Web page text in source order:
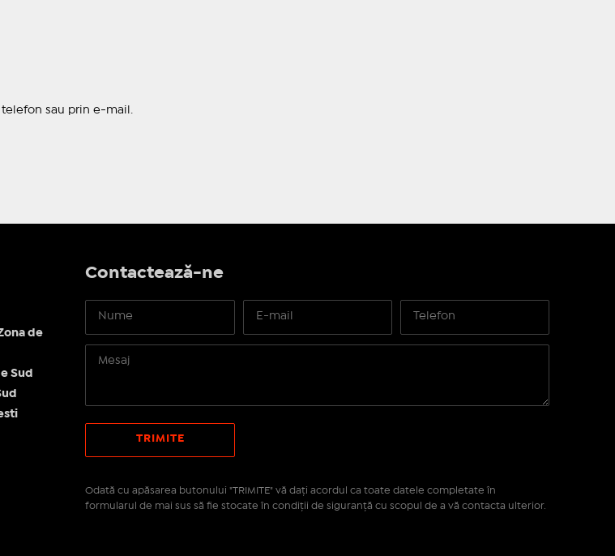
sau prin e-mail.
de
Sud
Contactează-ne
Odată cu apăsarea butonului "TRIMITE" vă daţi acordul ca toate datele completate în
formularul de mai sus să fie stocate în condiţii de siguranţă cu scopul de a vă contacta ulterior.